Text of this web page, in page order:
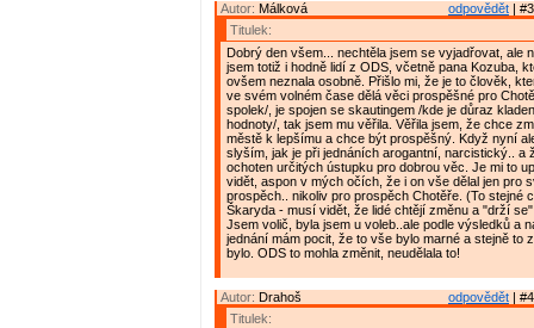
odpovědět |
Autor: Málková
Titulek:
Dobrý den všem... nechtěla jsem se vyjadřovat, ale
jsem totiž i hodně lidí z ODS, včetně pana Kozuba,
ovšem neznala osobně. Přišlo mi, že je to člověk,
ve svém volném čase dělá věci prospěšné pro
spolek/, je spojen se skautingem /kde je důraz
hodnoty/, tak jsem mu věřila. Věřila jsem, že chce
městě k lepšímu a chce být prospěšný. Když nyní
slyším, jak je při jednáních arogantní, narcistický.. a
ochoten určitých ústupku pro dobrou věc. Je mi to
vidět, aspon v mých očích, že i on vše dělal jen pro
prospěch.. nikoliv pro prospěch Chotěře. (To stejné
Škaryda - musí vidět, že lidé chtějí změnu a "drží
Jsem volič, byla jsem u voleb..ale podle výsledků a
jednání mám pocit, že to vše bylo marné a stejně to
bylo. ODS to mohla změnit, neudělala to!
odpovědět |
Autor: Drahoš
Titulek: